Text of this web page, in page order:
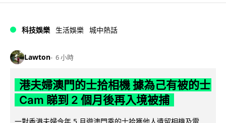
科技娛樂 生活娛樂 城中熱話
Lawton 6 小時
港夫婦澳門的士拾相機 據為己有被的士
Cam 睇到 2 個月後再入境被捕